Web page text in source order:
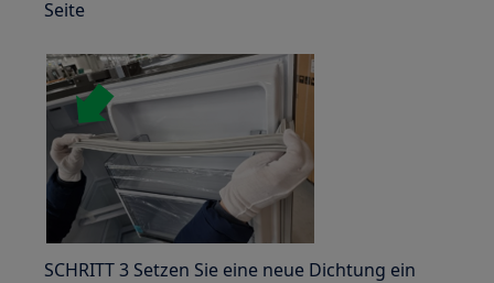
Seite
SCHRITT 3 Setzen Sie eine neue Dichtung ein